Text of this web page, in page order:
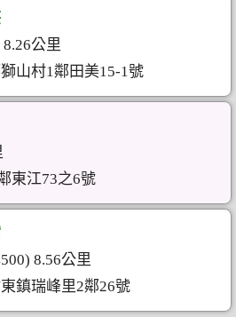
公里
山村1鄰田美15-1號
東江73之6號
8.56公里
鎮瑞峰里2鄰26號